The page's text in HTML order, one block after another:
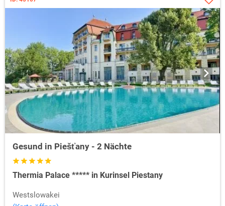
Gesund in Piešťany - 2 Nächte
Thermia Palace ***** in Kurinsel Piestany
Westslowakei